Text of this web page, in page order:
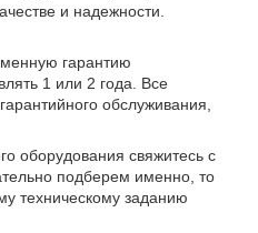
и надежности.
гарантию
1 или 2 года. Все
обслуживания,
оборудования свяжитесь с
подберем именно, то
техническому заданию